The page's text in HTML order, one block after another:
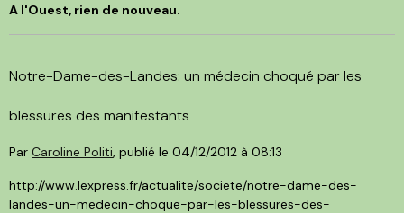
A l'Ouest, rien de nouveau.
Notre-Dame-des-Landes: un médecin choqué par les
blessures des manifestants
Par Caroline Politi , publié le 04/12/2012 à 08:13
http://www.lexpress.fr/actualite/societe/notre-dame-des-
landes-un-medecin-choque-par-les-blessures-des-